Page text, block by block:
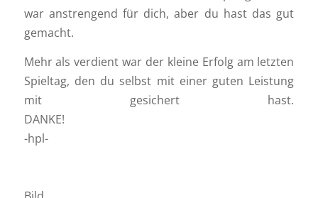
war anstrengend für dich, aber du hast das gut
gemacht.
Mehr als verdient war der kleine Erfolg am letzten
Spieltag, den du selbst mit einer guten Leistung
mit gesichert hast.
DANKE!
-hpl-